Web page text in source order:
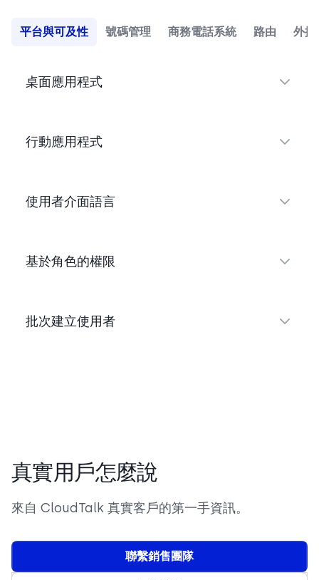
平台與可及性 號碼管理 商務電話系統 路由 外撥
桌面應用程式
行動應用程式
使用者介面語言
基於角色的權限
批次建立使用者
真實用戶怎麼說
來自 CloudTalk 真實客戶的第一手資訊。
聯繫銷售團隊